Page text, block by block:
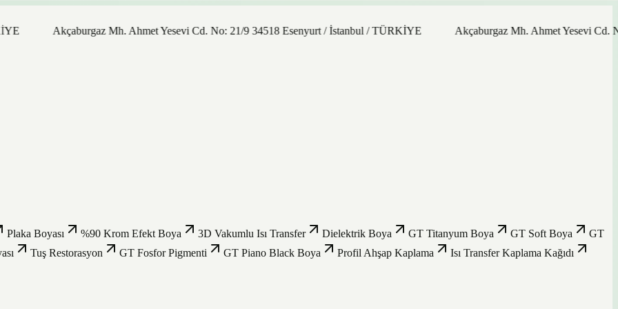
Akçaburgaz Mh. Ahmet Yesevi Cd. No: 21/9 34518 Esenyurt / İstanbul / TÜRKİYE Akçaburgaz Mh. Ahmet Yesevi Cd. No: 21/9
Plaka Boyası %90 Krom Efekt Boya 3D Vakumlu Isı Transfer Dielektrik Boya GT Titanyum Boya GT Soft Boya
GT
Tuş Restorasyon GT Fosfor Pigmenti GT Piano Black Boya Profil Ahşap Kaplama Isı Transfer Kaplama Kağıdı